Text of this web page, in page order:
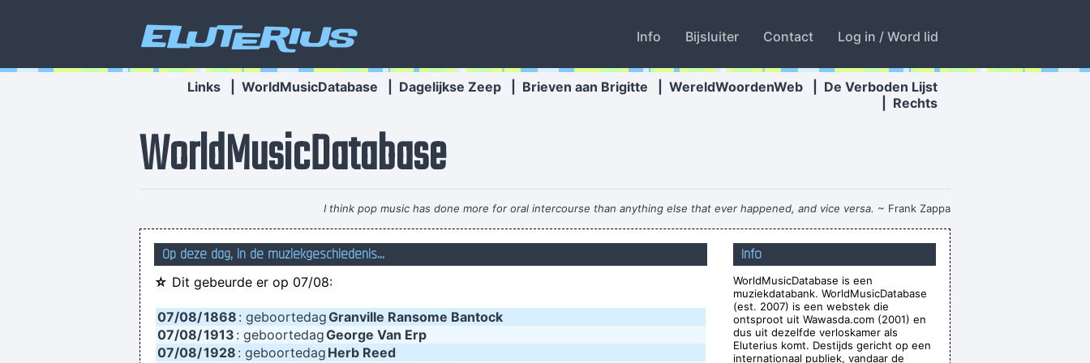
Eluterius Info Bijsluiter Contact Log in / Word lid
Links WorldMusicDatabase Dagelijkse Zeep Brieven aan Brigitte WereldWoordenWeb
De Verboden Lijst
Rechts
WorldMusicDatabase
I think pop music has done more for oral intercourse than anything else that ever happened, and vice versa. ~ Frank Zappa
Pop is actually my least favorite kind of music, because it lacks real depth.~ Christina Aguilera
Coldplay are just four friends trying to make great music
~ Will Champion
I just do what I do. I like to make music
~ Neil Young
Betty sings about starlight and champagne. I sing about dead rabbits and blow jobs. When I say music is violence, she says it´s love; when I say it´s
math, she says it´s tap dancing.~ Kristin Hersh
There are things known, there are things unknown, in between are doors~ Jim Morrison
Op deze dag, in de muziekgeschiedenis...
☆ Dit gebeurde er op 07/08:
07/08/1868 : geboortedagGranville Ransome Bantock
07/08/1913 : geboortedagGeorge Van Erp
07/08/1928 : geboortedag Herb Reed
Info
WorldMusicDatabase is een
muziekdatabank. WorldMusicDatabase
(est. 2007) is een webstek die
ontsproot uit Wawasda.com (2001) en
dus uit dezelfde verloskamer als
Eluterius komt. Destijds gericht op een
internationaal publiek, vandaar de